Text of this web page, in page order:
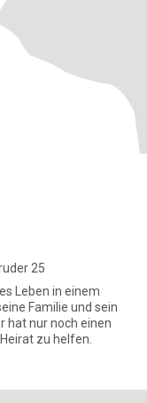
25
Leben in einem
Familie und sein
hat nur noch einen
zu helfen.